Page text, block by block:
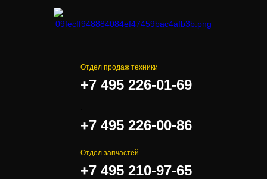
Отдел продаж техники
+7 495 226-01-69
+7 495 226-00-86
Отдел запчастей
+7 495 210-97-65